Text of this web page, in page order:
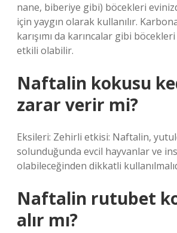
nane, biberiye gibi) böcekleri
için yaygın olarak kullanılır.
karışımı da karıncalar gibi
etkili olabilir.
Naftalin kokusu
zarar verir mi?
Eksileri: Zehirli etkisi: Naftalin,
solunduğunda evcil hayvanlar ve
olabileceğinden dikkatli
Naftalin rutubet
alır mı?